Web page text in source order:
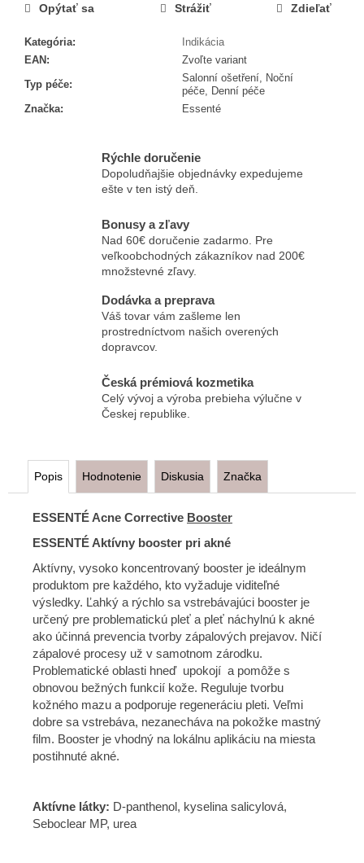
Kategória:
Indikácia
EAN:
Zvoľte variant
Typ péče:
Salonní ošetření, Noční
péče, Denní péče
Značka: Essenté
Opýtať sa Strážiť Zdieľať
Rýchle doručenie
Dopoludňajšie objednávky expedujeme
ešte v ten istý deň.
Bonusy a zľavy
Nad 60€ doručenie zadarmo. Pre
veľkoobchodných zákazníkov nad 200€
množstevné zľavy.
Dodávka a preprava
Váš tovar vám zašleme len
prostredníctvom našich overených
dopravcov.
Česká prémiová kozmetika
Celý vývoj a výroba prebieha výlučne v
Českej republike.
Popis Hodnotenie Diskusia Značka
ESSENTÉ Acne Corrective Booster
ESSENTÉ Aktívny booster pri akné
Aktívny, vysoko koncentrovaný booster je ideálnym
produktom pre každého, kto vyžaduje viditeľné
výsledky. Ľahký a rýchlo sa vstrebávajúci booster je
určený pre problematickú pleť a pleť náchylnú k akné
ako účinná prevencia tvorby zápalových prejavov. Ničí
zápalové procesy už v samotnom zárodku.
Problematické oblasti hneď upokojí a pomôže s
obnovou bežných funkcií kože. Reguluje tvorbu
kožného mazu a podporuje regeneráciu pleti. Veľmi
dobre sa vstrebáva, nezanecháva na pokožke mastný
film. Booster je vhodný na lokálnu aplikáciu na miesta
postihnuté akné.
Aktívne látky: D-panthenol, kyselina salicylová,
Seboclear MP, urea